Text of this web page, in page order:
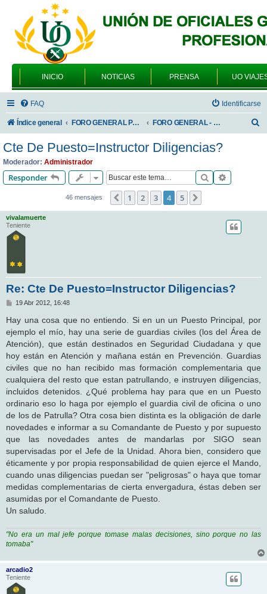
INICIO NOTICIAS PRENSA UO
FAQ Identificarse
Índice general FORO GENERAL PARA TODOS LOS USUARIOS FORO GENERAL - TEMAS PROFESIONALES
Cte De Puesto=Instructor Diligencias?
Moderador: Administrador
Responder Buscar
46 mensajes Anterior
1 2 3 4 5
vivalamuerte
Teniente
Re: Cte De Puesto=Instructor Diligencias?
M
n
s
a
j
e
19 Abr 2012, 16:48
Hay una cosa que no entiendo. Si en un un Puesto Principal, por
ejemplo el mío, hay una serie de guardias civiles (los del Área de
Atención), que están destinados en Seguridad Ciudadana y que
hoy están en Atención y mañana están en Prevención. Guardias
civiles que no han recibido mas formación complementaria que
cualquiera del resto que estan patrullando, e instruyen diligencias,
incluidos detenidos. ¿Qué problema hay para que en un Puesto
ordinario eso lo haga por ejemplo el guardia civil de oficina o uno
de los de Patrulla? Otra cosa bien distinta es la obligación de darle
novedades e informar a su Comandante de Puesto y por supuesto
que las novedades antes de mandarlas por SIGO sean
supervisadas por el Jefe de la Unidad. Ahora bien, considero que
éticamente y por propia responsabilidad de quien ejerce el Mando,
cuando unas diligencias puedan ser "peligrosas" o haya que tomar
medidas complementarias de cierta envergadura, éstas deben ser
asumidas por el Comandante de Puesto.
Un saludo.
"No era un mal jefe porque tomase malas decisiones, sino porque no las
tomaba"
arcadio2
Teniente